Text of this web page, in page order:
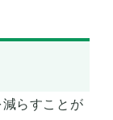
らすことが